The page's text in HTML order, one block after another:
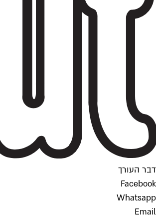
דבר העורך
Facebook
Whatsapp
Email